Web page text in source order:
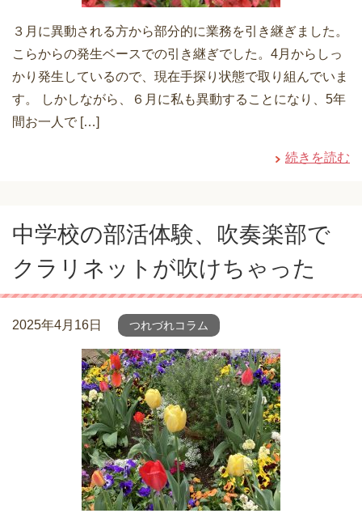
３月に異動される方から部分的に業務を引き継ぎました。
こらからの発生ベースでの引き継ぎでした。4月からしっ
かり発生しているので、現在手探り状態で取り組んでいま
す。 しかしながら、６月に私も異動することになり、5年
間お一人で […]
続きを読む
中学校の部活体験、吹奏楽部で
クラリネットが吹けちゃった
2025年4月16日 つれづれコラム